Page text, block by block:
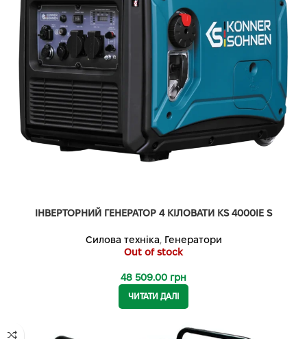
ІНВЕРТОРНИЙ ГЕНЕРАТОР 4 КІЛОВАТИ KS 4000IE S
Силова техніка, Генератори
Out of stock
48 509.00 грн
ЧИТАТИ ДАЛІ